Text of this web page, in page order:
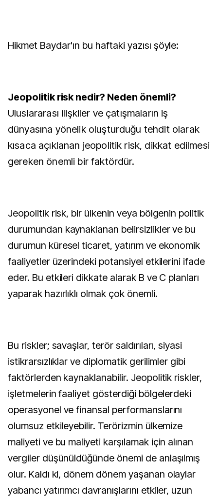
Hikmet Baydar'ın bu haftaki yazısı şöyle:
Jeopolitik risk nedir? Neden önemli?
Uluslararası ilişkiler ve çatışmaların iş
dünyasına yönelik oluşturduğu tehdit olarak
kısaca açıklanan jeopolitik risk, dikkat edilmesi
gereken önemli bir faktördür.
Jeopolitik risk, bir ülkenin veya bölgenin politik
durumundan kaynaklanan belirsizlikler ve bu
durumun küresel ticaret, yatırım ve ekonomik
faaliyetler üzerindeki potansiyel etkilerini ifade
eder. Bu etkileri dikkate alarak B ve C planları
yaparak hazırlıklı olmak çok önemli.
Bu riskler; savaşlar, terör saldırıları, siyasi
istikrarsızlıklar ve diplomatik gerilimler gibi
faktörlerden kaynaklanabilir. Jeopolitik riskler,
işletmelerin faaliyet gösterdiği bölgelerdeki
operasyonel ve finansal performanslarını
olumsuz etkileyebilir. Terörizmin ülkemize
maliyeti ve bu maliyeti karşılamak için alınan
vergiler düşünüldüğünde önemi de anlaşılmış
olur. Kaldı ki, dönem dönem yaşanan olaylar
yabancı yatırımcı davranışlarını etkiler, uzun